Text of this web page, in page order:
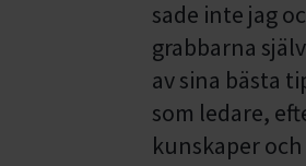
sade inte jag
grabbarna
av sina bästa
som ledare,
kunskaper